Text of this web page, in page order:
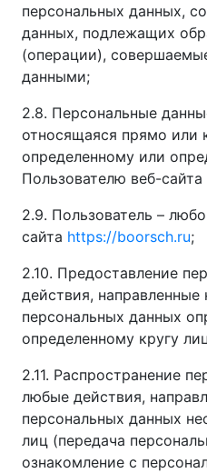
персональных данных,
данных, подлежащих
(операции),
данными;
2.8. Персональные
относящаяся прямо или
определенному или
Пользователю веб-сайта
2.9. Пользователь –
сайта https://boorsch.ru;
2.10. Предоставление
действия, направленные
персональных данных
определенному кругу
2.11. Распространение
любые действия,
персональных данных
лиц (передача
ознакомление с